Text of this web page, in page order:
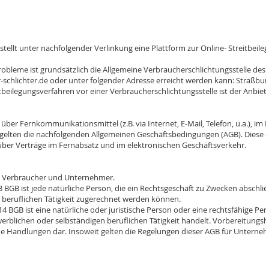
unter nachfolgender Verlinkung eine Plattform zur Online-
ist grundsätzlich die Allgemeine Verbraucherschlichtungsstelle des
oder unter folgender Adresse erreicht werden kann:
vor einer Verbraucherschlichtungsstelle ist der
Fernkommunikationsmittel (z.B. via Internet, E-Mail, Telefon, u.a.),
die nachfolgenden Allgemeinen Geschäftsbedingungen (AGB).
Verträge im Fernabsatz und im elektronischen Geschäftsverkehr.
und Unternehmer.
ist jede natürliche Person, die ein Rechtsgeschäft zu Zwecken
Tätigkeit zugerechnet werden können.
ist eine natürliche oder juristische Person oder eine rechtsfähige
oder selbständigen beruflichen Tätigkeit handelt.
Handlungen dar. Insoweit gelten die Regelungen dieser AGB für